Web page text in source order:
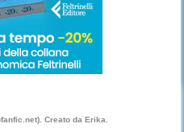
Creato da Erika.